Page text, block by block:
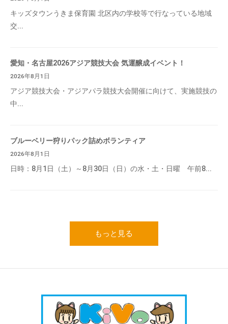
キッズタウンうきま保育園 北区内の学校等で行なっている地域
交...
愛知・名古屋2026アジア競技大会 気運醸成イベント！
2026年8月1日
アジア競技大会・アジアパラ競技大会開催に向けて、実施競技の
中...
ブルーベリー狩りパック詰めボランティア
2026年8月1日
日時：8月1日（土）～8月30日（日）の水・土・日曜 午前8...
もっと見る